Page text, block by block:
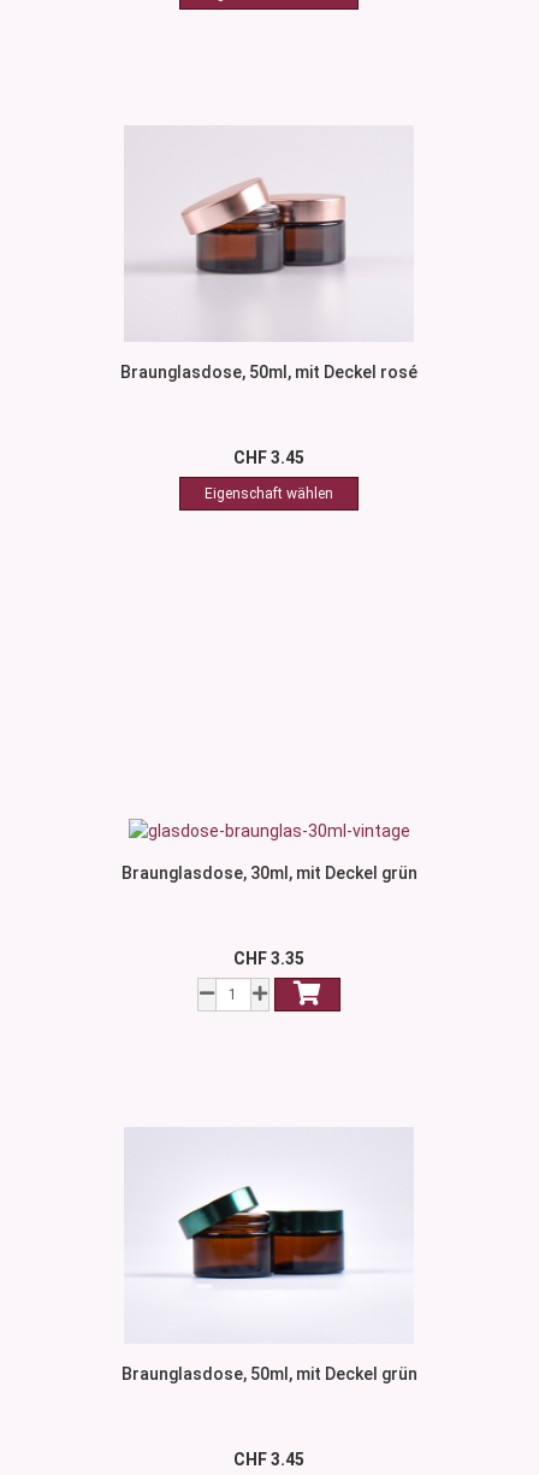
Braunglasdose, 50ml, mit Deckel rosé
CHF 3.45
Braunglasdose, 30ml, mit Deckel grün
CHF 3.35
Braunglasdose, 50ml, mit Deckel grün
CHF 3.45